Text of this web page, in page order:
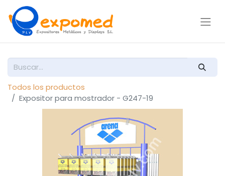
Todos los productos
Expositor para mostrador - G247-19